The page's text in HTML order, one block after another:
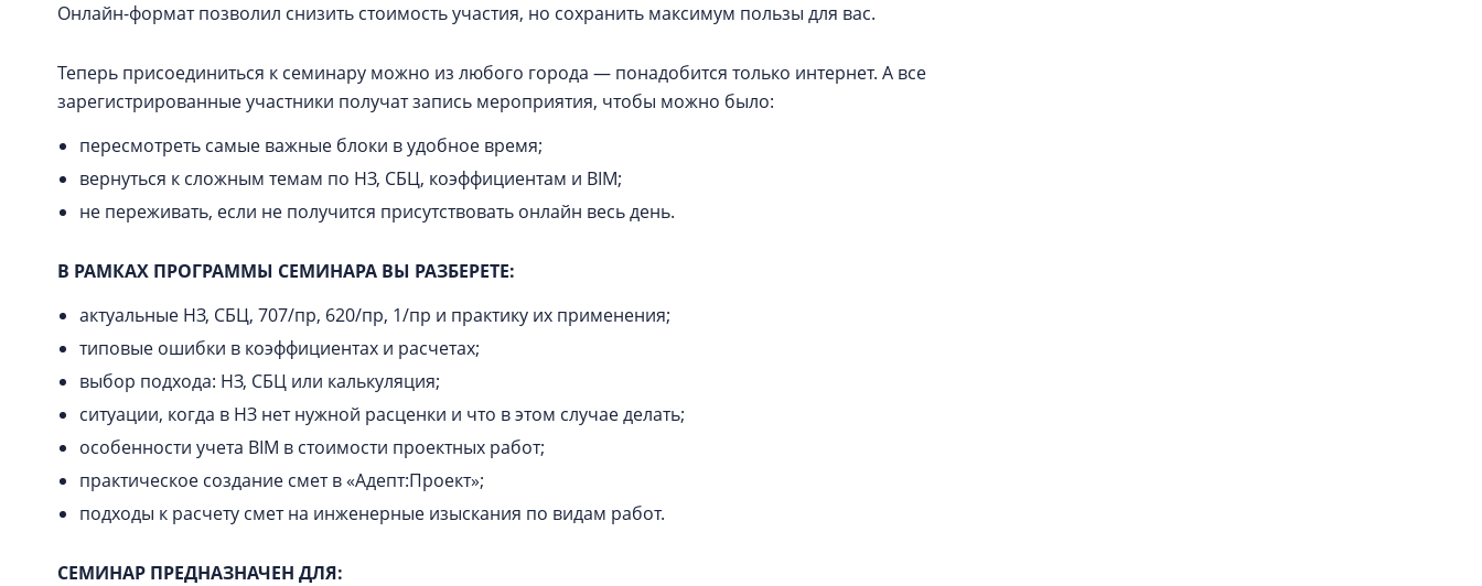
Онлайн-формат позволил снизить стоимость участия, но сохранить максимум пользы для вас.
Теперь присоединиться к семинару можно из любого города — понадобится только интернет. А все
зарегистрированные участники получат запись мероприятия, чтобы можно было:
пересмотреть самые важные блоки в удобное время;
вернуться к сложным темам по НЗ, СБЦ, коэффициентам и BIM;
не переживать, если не получится присутствовать онлайн весь день.
В РАМКАХ ПРОГРАММЫ СЕМИНАРА ВЫ РАЗБЕРЕТЕ:
актуальные НЗ, СБЦ, 707/пр, 620/пр, 1/пр и практику их применения;
типовые ошибки в коэффициентах и расчетах;
выбор подхода: НЗ, СБЦ или калькуляция;
ситуации, когда в НЗ нет нужной расценки и что в этом случае делать;
особенности учета BIM в стоимости проектных работ;
практическое создание смет в «Адепт:Проект»;
подходы к расчету смет на инженерные изыскания по видам работ.
СЕМИНАР ПРЕДНАЗНАЧЕН ДЛЯ: